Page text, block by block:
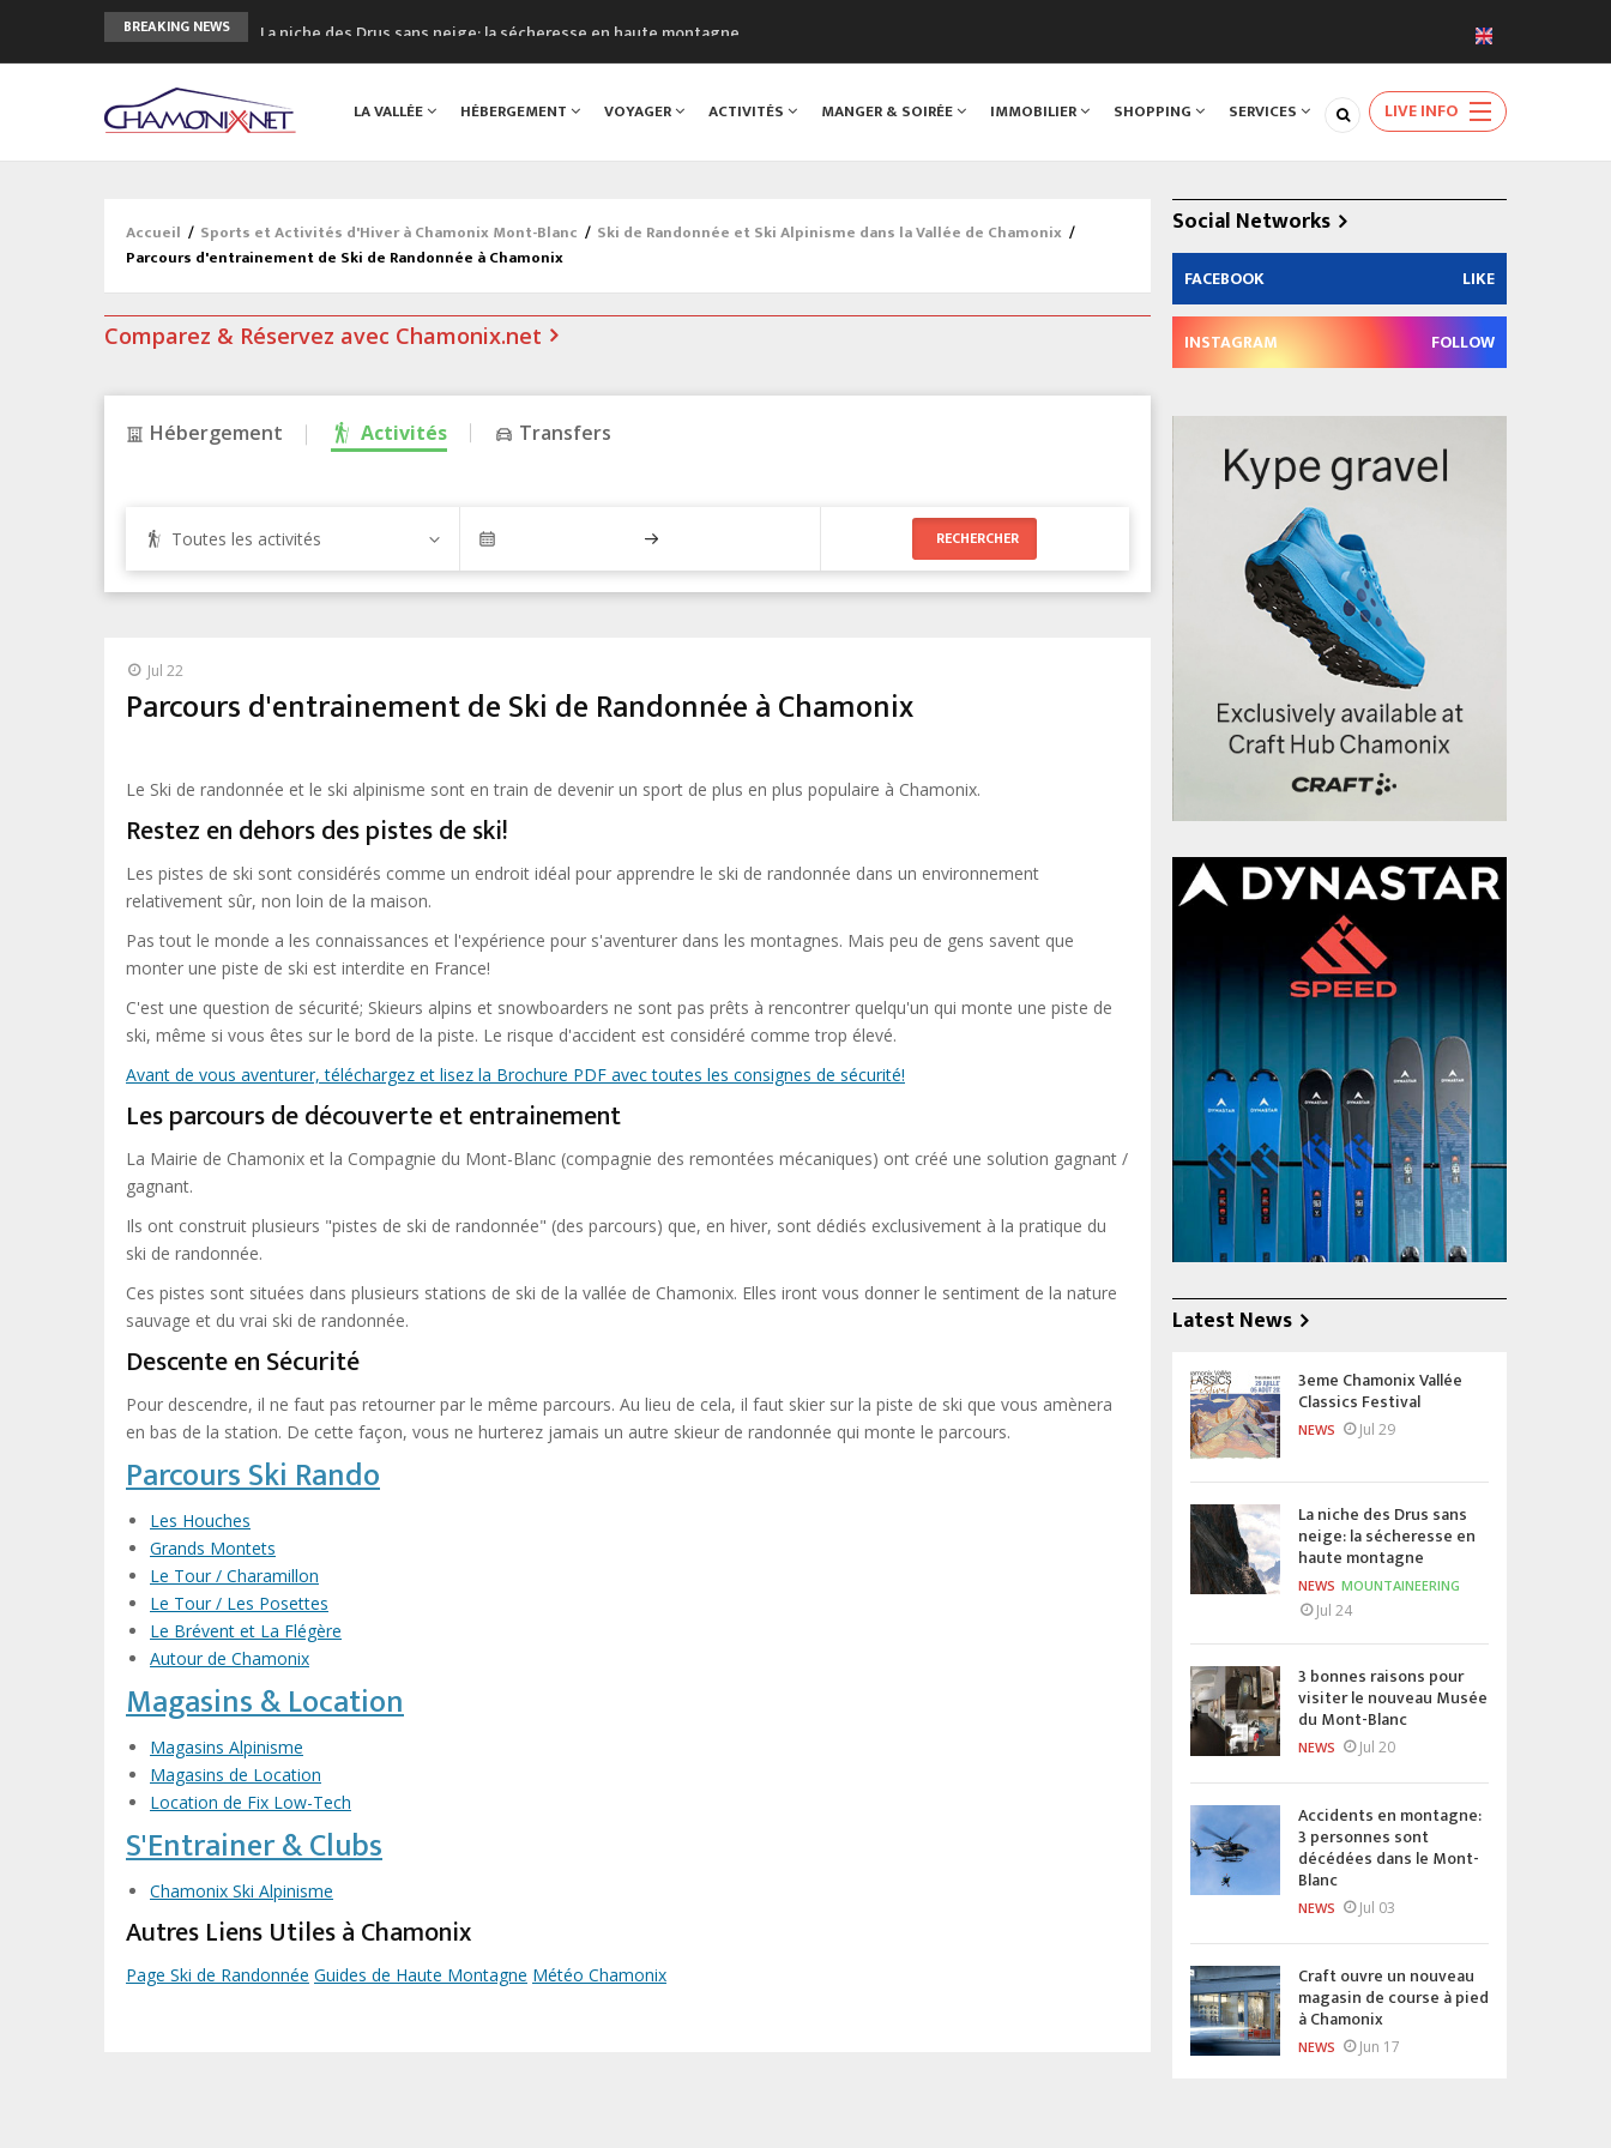
BREAKING NEWS
La niche des Drus sans neige: la sécheresse en haute montagne
Craft ouvre un nouveau magasin de course à pied à Chamonix
3eme Chamonix Vallée Classics Festival
LA VALLÉE HÉBERGEMENT VOYAGER ACTIVITÉS MANGER & SOIRÉE IMMOBILIER SHOPPING SERVICES LIVE INFO
Accueil / Sports et Activités d'Hiver à Chamonix Mont-Blanc / Ski de Randonnée et Ski Alpinisme dans la Vallée de Chamonix /
Parcours d'entrainement de Ski de Randonnée à Chamonix
Comparez & Réservez avec Chamonix.net
Hébergement Activités Transfers
Toutes les activités
Jul 22
Parcours d'entrainement de Ski de Randonnée à Chamonix
Le Ski de randonnée et le ski alpinisme sont en train de devenir un sport de plus en plus populaire à Chamonix.
Restez en dehors des pistes de ski!
Les pistes de ski sont considérés comme un endroit idéal pour apprendre le ski de randonnée dans un environnement
relativement sûr, non loin de la maison.
Pas tout le monde a les connaissances et l'expérience pour s'aventurer dans les montagnes. Mais peu de gens savent que
monter une piste de ski est interdite en France!
C'est une question de sécurité; Skieurs alpins et snowboarders ne sont pas prêts à rencontrer quelqu'un qui monte une piste de
ski, même si vous êtes sur le bord de la piste. Le risque d'accident est considéré comme trop élevé.
Avant de vous aventurer, téléchargez et lisez la Brochure PDF avec toutes les consignes de sécurité!
Les parcours de découverte et entrainement
La Mairie de Chamonix et la Compagnie du Mont-Blanc (compagnie des remontées mécaniques) ont créé une solution gagnant /
gagnant.
Ils ont construit plusieurs "pistes de ski de randonnée" (des parcours) que, en hiver, sont dédiés exclusivement à la pratique du
ski de randonnée.
Ces pistes sont situées dans plusieurs stations de ski de la vallée de Chamonix. Elles iront vous donner le sentiment de la nature
sauvage et du vrai ski de randonnée.
Descente en Sécurité
Pour descendre, il ne faut pas retourner par le même parcours. Au lieu de cela, il faut skier sur la piste de ski que vous amènera
en bas de la station. De cette façon, vous ne hurterez jamais un autre skieur de randonnée qui monte le parcours.
Parcours Ski Rando
Les Houches
Grands Montets
Le Tour / Charamillon
Le Tour / Les Posettes
Le Brévent et La Flégère
Autour de Chamonix
Magasins & Location
Magasins Alpinisme
Magasins de Location
Location de Fix Low-Tech
S'Entrainer & Clubs
Chamonix Ski Alpinisme
Autres Liens Utiles à Chamonix
Page Ski de Randonnée Guides de Haute Montagne Météo Chamonix
Social Networks
FACEBOOK LIKE
INSTAGRAM FOLLOW
Latest News
3eme Chamonix Vallée
Classics Festival
NEWS Jul 29
La niche des Drus sans
neige: la sécheresse en
haute montagne
NEWS MOUNTAINEERING
Jul 24
3 bonnes raisons pour
visiter le nouveau Musée
du Mont-Blanc
NEWS Jul 20
Accidents en montagne:
3 personnes sont
décédées dans le Mont-
Blanc
NEWS Jul 03
Craft ouvre un nouveau
magasin de course à pied
à Chamonix
NEWS Jun 17